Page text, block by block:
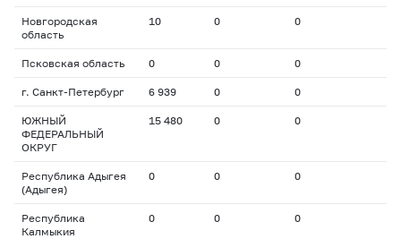
Новгородская
область
10 0 0
Псковская область 0 0 0
г. Санкт-Петербург 6 939 0 0
ЮЖНЫЙ
ФЕДЕРАЛЬНЫЙ
ОКРУГ
15 480 0 0
Республика Адыгея
(Адыгея)
0 0 0
Республика
Калмыкия
0 0 0